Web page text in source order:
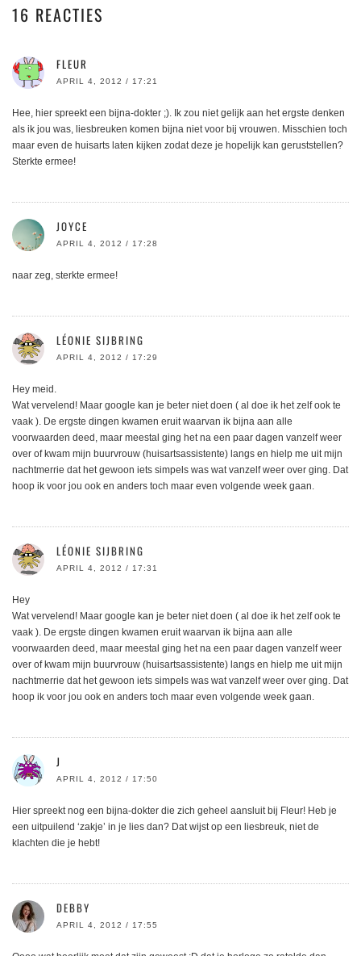
16 REACTIES
FLEUR
APRIL 4, 2012 / 17:21
Hee, hier spreekt een bijna-dokter ;). Ik zou niet gelijk aan het ergste denken
als ik jou was, liesbreuken komen bijna niet voor bij vrouwen. Misschien toch
maar even de huisarts laten kijken zodat deze je hopelijk kan geruststellen?
Sterkte ermee!
JOYCE
APRIL 4, 2012 / 17:28
naar zeg, sterkte ermee!
LÉONIE SIJBRING
APRIL 4, 2012 / 17:29
Hey meid.
Wat vervelend! Maar google kan je beter niet doen ( al doe ik het zelf ook te
vaak ). De ergste dingen kwamen eruit waarvan ik bijna aan alle
voorwaarden deed, maar meestal ging het na een paar dagen vanzelf weer
over of kwam mijn buurvrouw (huisartsassistente) langs en hielp me uit mijn
nachtmerrie dat het gewoon iets simpels was wat vanzelf weer over ging. Dat
hoop ik voor jou ook en anders toch maar even volgende week gaan.
LÉONIE SIJBRING
APRIL 4, 2012 / 17:31
Hey
Wat vervelend! Maar google kan je beter niet doen ( al doe ik het zelf ook te
vaak ). De ergste dingen kwamen eruit waarvan ik bijna aan alle
voorwaarden deed, maar meestal ging het na een paar dagen vanzelf weer
over of kwam mijn buurvrouw (huisartsassistente) langs en hielp me uit mijn
nachtmerrie dat het gewoon iets simpels was wat vanzelf weer over ging. Dat
hoop ik voor jou ook en anders toch maar even volgende week gaan.
J
APRIL 4, 2012 / 17:50
Hier spreekt nog een bijna-dokter die zich geheel aansluit bij Fleur! Heb je
een uitpuilend ‘zakje’ in je lies dan? Dat wijst op een liesbreuk, niet de
klachten die je hebt!
DEBBY
APRIL 4, 2012 / 17:55